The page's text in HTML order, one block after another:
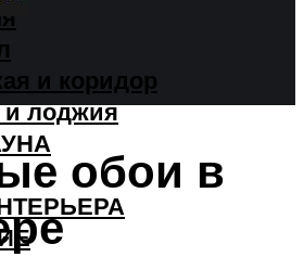
и коридор
и лоджия
обои в